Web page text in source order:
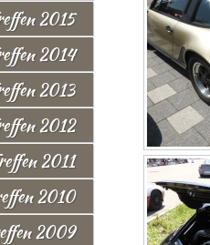
2015
2014
2013
2012
2011
2010
2009